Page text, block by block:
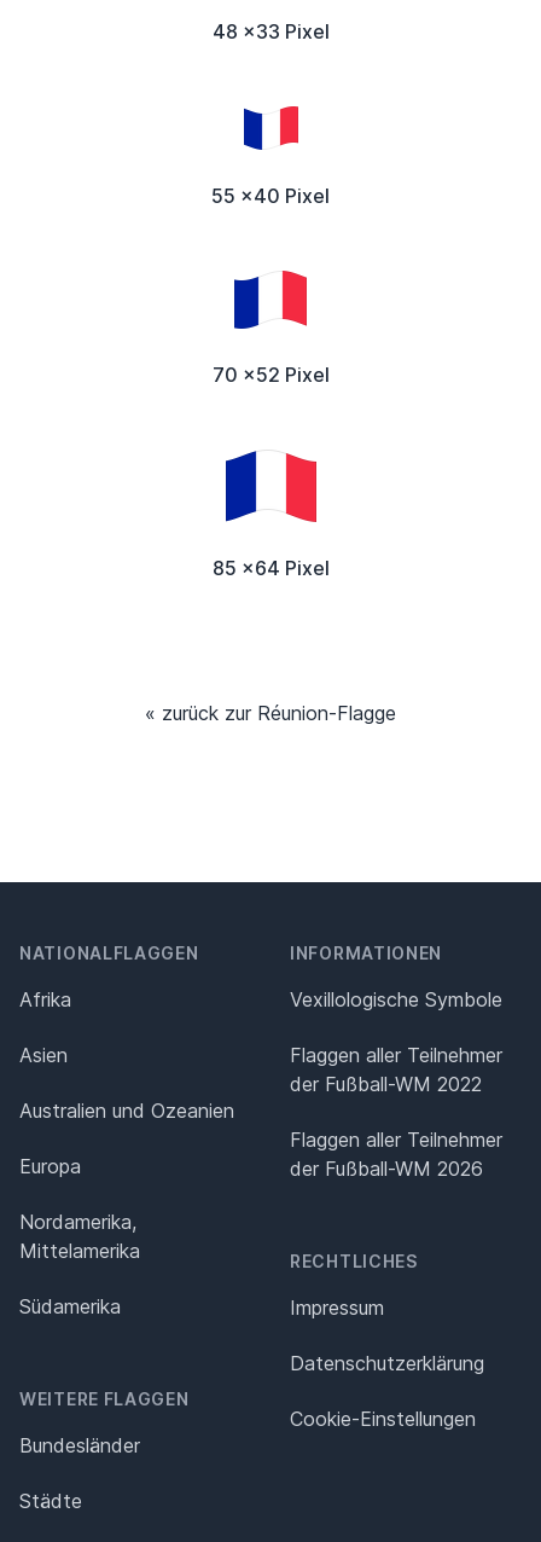
48 x33 Pixel
55 x40 Pixel
70 x52 Pixel
85 x64 Pixel
« zurück zur Réunion-Flagge
NATIONALFLAGGEN
Afrika
Asien
Australien und Ozeanien
Europa
Nordamerika,
Mittelamerika
Südamerika
WEITERE FLAGGEN
Bundesländer
Städte
INFORMATIONEN
Vexillologische Symbole
Flaggen aller Teilnehmer
der Fußball-WM 2022
Flaggen aller Teilnehmer
der Fußball-WM 2026
RECHTLICHES
Impressum
Datenschutz­erklärung
Cookie-Einstellungen